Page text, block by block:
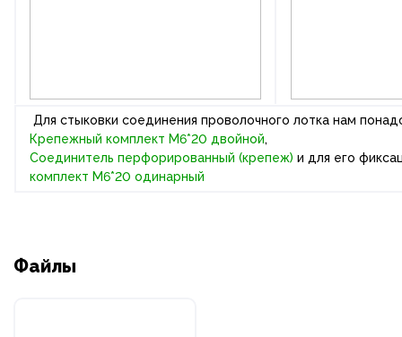
Для стыковки соединения проволочного лотка нам
Крепежный комплект М6*20 двойной,
Соединитель перфорированный (крепеж) и для его
комплект М6*20 одинарный
Файлы